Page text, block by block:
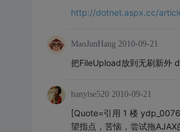
http://dotnet.aspx.cc/
MaoJunHang 2010-09-21
把FileUpload放到无刷新外
hanyise520 2010-09-21
[Quote=引用 1 楼
望指点，苦恼，尝试拖